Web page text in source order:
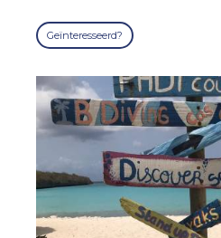
Geïnteresseerd?